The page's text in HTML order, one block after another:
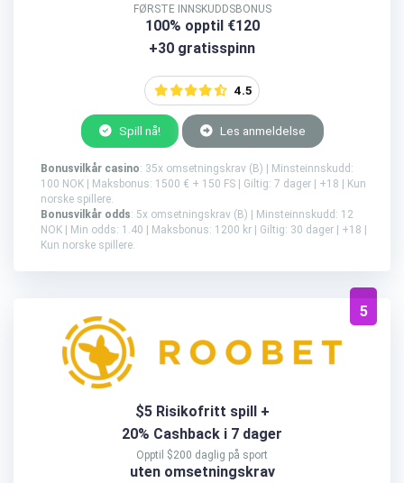
FØRSTE INNSKUDDSBONUS
100% opptil €120
+30 gratisspinn
4.5
Spill nå! Les anmeldelse
Bonusvilkår casino: 35x omsetningskrav (B) | Minsteinnskudd:
100 NOK | Maksbonus: 1500 € + 150 FS | Giltig: 7 dager | +18 | Kun
norske spillere.
Bonusvilkår odds: 5x omsetningskrav (B) | Minsteinnskudd: 12
NOK | Min odds: 1.40 | Maksbonus: 1200 kr | Giltig: 30 dager | +18 |
Kun norske spillere.
5
$5 Risikofritt spill +
20% Cashback i 7 dager
Opptil $200 daglig på sport
uten omsetningskrav